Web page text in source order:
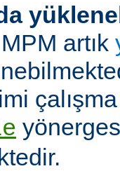
artık